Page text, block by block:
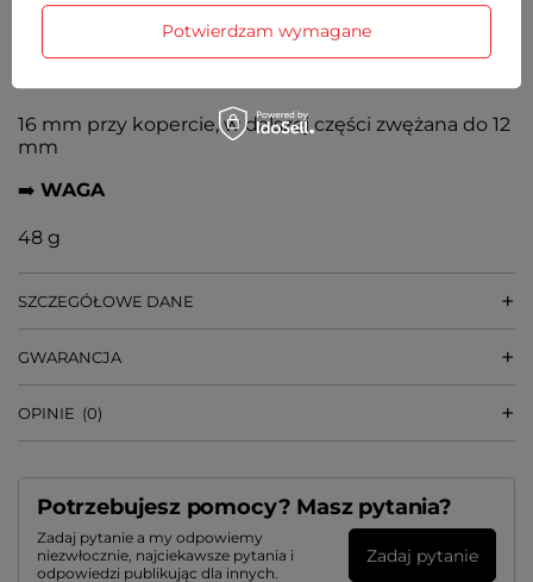
16 mm przy kopercie, w dalszej części zwężana do 12
mm
➡️ WAGA
48 g
SZCZEGÓŁOWE DANE
GWARANCJA
OPINIE (0)
Potrzebujesz pomocy? Masz pytania?
Zadaj pytanie a my odpowiemy
niezwłocznie, najciekawsze pytania i
odpowiedzi publikując dla innych.
Zadaj pytanie
Potwierdzam wymagane